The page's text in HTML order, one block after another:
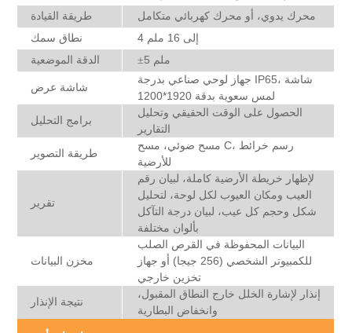
طريقة القيادة
محرك يدوي، أو محرك كهربائي متكامل
نطاق سمك
4 إلى 16 ملم
الدقة الموضعية
± 5 ملم
شاشة عرض
جهاز لوحي صناعي بدرجة IP65، شاشة
لمس سعوية بدقة 1920*1200
برامج التحليل
الحصول على الوقت الحقيقي وتحليل
التقارير
طريقة التصوير
مسح ضوئي، مسح C، رسم خرائط
للأرضية
تقرير
لإظهار خريطة الأرضية كاملة، لبيان رقم
العيب ومكان العيوب لكل لوحة، لتحليل
شكل وحجم كل عيب، لبيان درجة التآكل
بألوان مختلفة
مخزن البيانات
البيانات المحفوظة في القرص الصلب
للكمبيوتر الشخصي (256 جيجا) أو جهاز
تخزين خارجي
نتيجة الإنذار
إنذار لإشارة الخلل خارج النطاق المقبول،
وانخفاض البطارية